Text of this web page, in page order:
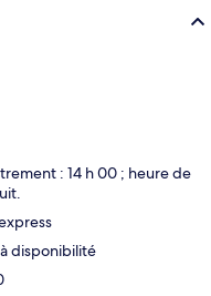
: 14 h 00 ; heure de
disponibilité